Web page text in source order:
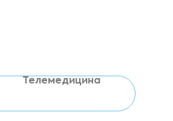
Телемедицина